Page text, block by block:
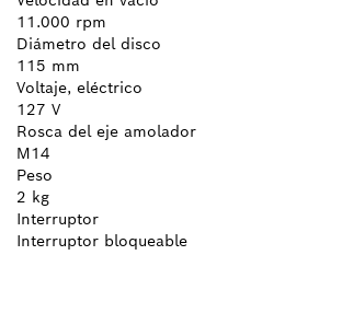
11.000 rpm
Diámetro del disco
115 mm
Voltaje, eléctrico
127 V
Rosca del eje amolador
M14
Peso
2 kg
Interruptor
Interruptor bloqueable